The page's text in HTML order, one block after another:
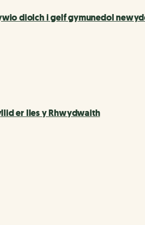
diolch i gelf gymunedol
er lles y Rhwydwaith